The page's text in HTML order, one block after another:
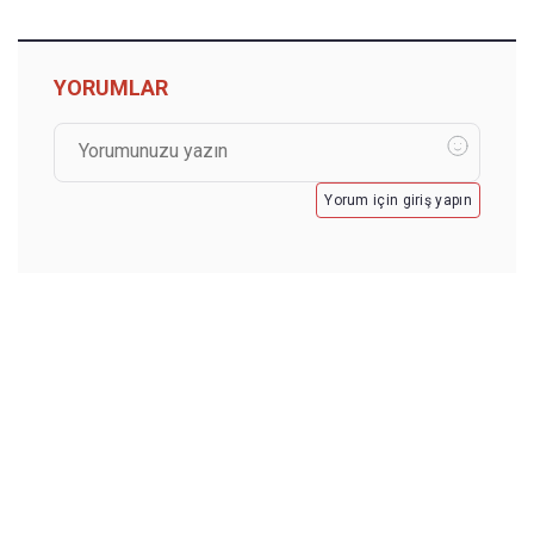
YORUMLAR
Yorum için giriş yapın